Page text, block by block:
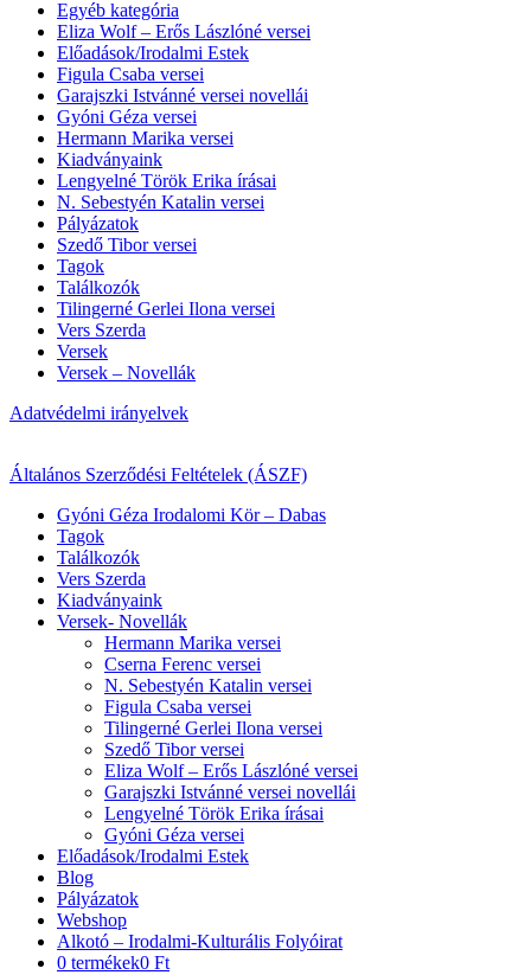
Egyéb kategória
Eliza Wolf – Erős Lászlóné versei
Előadások/Irodalmi Estek
Figula Csaba versei
Garajszki Istvánné versei novellái
Gyóni Géza versei
Hermann Marika versei
Kiadványaink
Lengyelné Török Erika írásai
N. Sebestyén Katalin versei
Pályázatok
Szedő Tibor versei
Tagok
Találkozók
Tilingerné Gerlei Ilona versei
Vers Szerda
Versek
Versek – Novellák
Adatvédelmi irányelvek
Általános Szerződési Feltételek (ÁSZF)
Gyóni Géza Irodalomi Kör – Dabas
Tagok
Találkozók
Vers Szerda
Kiadványaink
Versek- Novellák
Hermann Marika versei
Cserna Ferenc versei
N. Sebestyén Katalin versei
Figula Csaba versei
Tilingerné Gerlei Ilona versei
Szedő Tibor versei
Eliza Wolf – Erős Lászlóné versei
Garajszki Istvánné versei novellái
Lengyelné Török Erika írásai
Gyóni Géza versei
Előadások/Irodalmi Estek
Blog
Pályázatok
Webshop
Alkotó – Irodalmi-Kulturális Folyóirat
0 termékek0 Ft